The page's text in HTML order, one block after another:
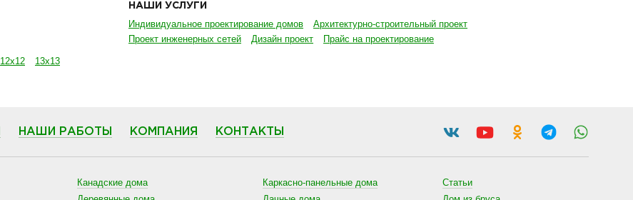
12х12
13х13
НАШИ УСЛУГИ
Индивидуальное проектирование домов
Архитектурно-строительный проект
Проект инженерных сетей
Дизайн проект Прайс на проектирование
НАШИ РАБОТЫ КОМПАНИЯ КОНТАКТЫ
Канадские дома
Каркасно-панельные дома
Статьи